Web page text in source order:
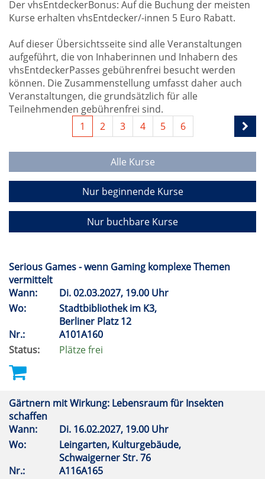
Der vhsEntdeckerBonus: Auf die Buchung der meisten
Kurse erhalten vhsEntdecker/-innen 5 Euro Rabatt.
Auf dieser Übersichtsseite sind alle Veranstaltungen
aufgeführt, die von Inhaberinnen und Inhabern des
vhsEntdeckerPasses gebührenfrei besucht werden
können. Die Zusammenstellung umfasst daher auch
Veranstaltungen, die grundsätzlich für alle
Teilnehmenden gebührenfrei sind.
1
2 3 4 5 6
Alle Kurse
Nur beginnende Kurse
Nur buchbare Kurse
Serious Games - wenn Gaming komplexe Themen
vermittelt
Wann:
Di.02.03.2027, 19.00 Uhr
Wo:
Stadtbibliothek im K3,
Berliner Platz 12
Nr.:
A101A160
Status:
Plätze frei
Gärtnern mit Wirkung: Lebensraum für Insekten
schaffen
Wann:
Di. 16.02.2027, 19.00 Uhr
Wo:
Leingarten, Kulturgebäude,
Schwaigerner Str. 76
Nr.:
A116A165